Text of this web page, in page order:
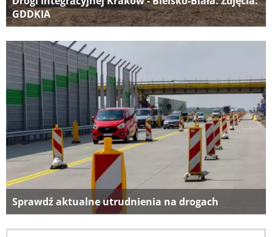
GDDKIA
Sprawdź aktualne utrudnienia na drogach